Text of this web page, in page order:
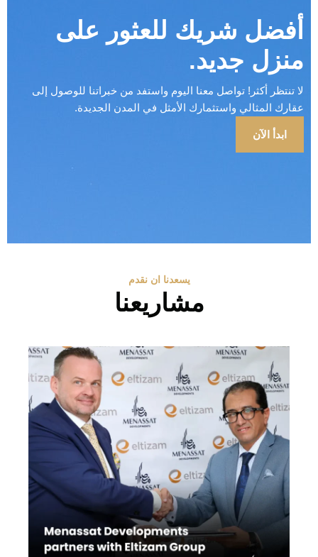
أفضل شريك للعثور على
منزل جديد.
لا تنتظر أكثر! تواصل معنا اليوم واستفد من خبراتنا للوصول إلى
عقارك المثالي واستثمارك الأمثل في المدن الجديدة.
ابدأ الآن
يسعدنا ان نقدم
مشاريعنا